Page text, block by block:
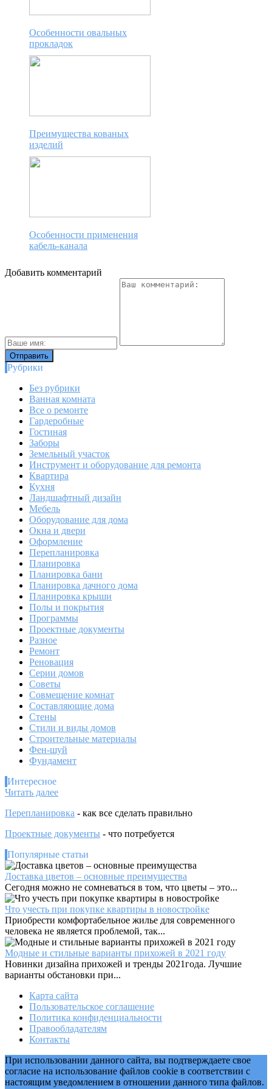
Особенности овальных
прокладок
Преимущества кованых
изделий
Особенности применения
кабель-канала
Добавить комментарий
Рубрики
Без рубрики
Ванная комната
Все о ремонте
Гардеробные
Гостиная
Заборы
Земельный участок
Инструмент и оборудование для ремонта
Квартира
Кухня
Ландшафтный дизайн
Мебель
Оборудование для дома
Окна и двери
Оформление
Перепланировка
Планировка
Планировка бани
Планировка дачного дома
Планировка крыши
Полы и покрытия
Программы
Проектные документы
Разное
Ремонт
Реновация
Серии домов
Советы
Совмещение комнат
Составляющие дома
Стены
Стили и виды домов
Строительные материалы
Фен-шуй
Фундамент
Интересное
Читать далее:
навитые
Перепланировка - как все сделать правильно
Проектные документы - что потребуется
Популярные статьи
Доставка цветов – основные преимущества
Сегодня можно не сомневаться в том, что цветы – это...
Что учесть при покупке квартиры в новостройке
Приобрести комфортабельное жилье для современного
человека не является проблемой, так...
Модные и стильные варианты прихожей в 2021 году
Новинки дизайна прихожей и тренды 2021года. Лучшие
варианты обстановки при...
Карта сайта
Пользовательское соглашение
Политика конфиденциальности
Правообладателям
Контакты
При использовании данного сайта, вы подтверждаете свое
согласие на использование файлов cookie в соответствии с
настоящим уведомлением в отношении данного типа файлов.